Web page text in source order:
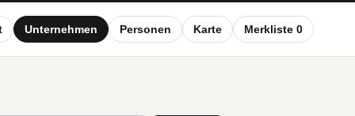
Unternehmen Personen Karte Merkliste 0